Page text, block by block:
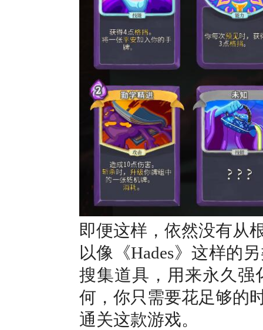
即便这样，依然没有从
以像《Hades》这样的
搜集道具，用来永久强
何，你只需要花足够的
通关这款游戏。